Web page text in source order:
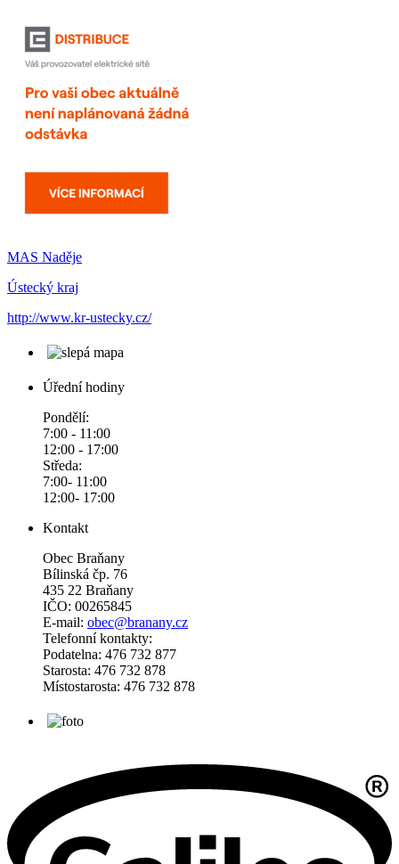
MAS Naděje
Ústecký kraj
http://www.kr-ustecky.cz/
Úřední hodiny
Pondělí:
7:00 - 11:00
12:00 - 17:00
Středa:
7:00- 11:00
12:00- 17:00
Kontakt
Obec Braňany
Bílinská čp. 76
435 22 Braňany
IČO: 00265845
E-mail: obec@branany.cz
Telefonní kontakty:
Podatelna: 476 732 877
Starosta: 476 732 878
Místostarosta: 476 732 878